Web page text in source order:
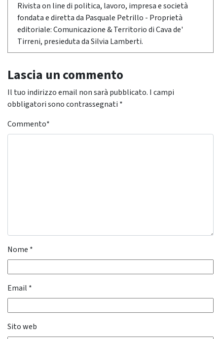
Rivista on line di politica, lavoro, impresa e società
fondata e diretta da Pasquale Petrillo - Proprietà
editoriale: Comunicazione & Territorio di Cava de'
Tirreni, presieduta da Silvia Lamberti.
Lascia un commento
Il tuo indirizzo email non sarà pubblicato. I campi
obbligatori sono contrassegnati *
Commento*
Nome *
Email *
Sito web